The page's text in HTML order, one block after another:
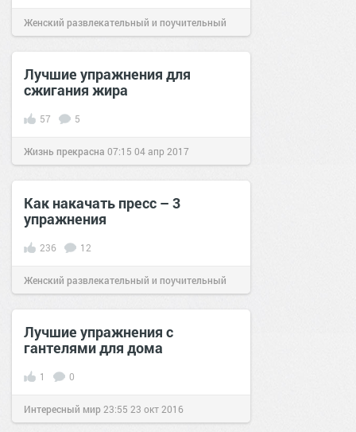
Женский развлекательный и поучительный
сайт.10:24 07 фев 2020
Лучшие упражнения для
сжигания жира
57 5
Жизнь прекрасна 07:15 04 апр 2017
Как накачать пресс – 3
упражнения
236 12
Женский развлекательный и поучительный
сайт.19:0010 окт 2019
Лучшие упражнения с
гантелями для дома
1 0
Интересный мир 23:55 23 окт 2016